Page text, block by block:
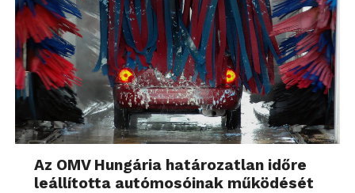
Az OMV Hungária határozatlan időre
leállította autómosóinak működését